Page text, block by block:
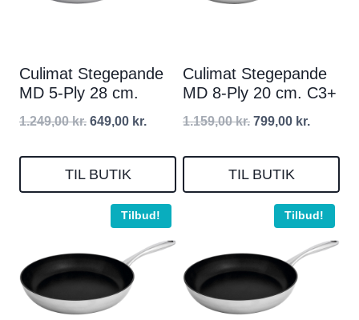
Culimat Stegepande
MD 5-Ply 28 cm.
1.249,00kr. Den
pris
var:
1.249,00 kr..
649,00 kr.
er:
649,00 kr..
TIL BUTIK
Culimat Stegepande
MD 8-Ply 20 cm. C3+
1.159,00kr. Den
pris
var:
1.159,00 kr..
799,00 kr.
er:
799,00
TIL BUTIK
Tilbud! Tilbud!